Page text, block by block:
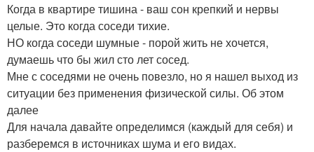
Когда в квартире тишина - ваш сон крепкий и нервы
целые. Это когда соседи тихие.
НО когда соседи шумные - порой жить не хочется,
думаешь что бы жил сто лет сосед.
Мне с соседями не очень повезло, но я нашел выход из
ситуации без применения физической силы. Об этом
далее
Для начала давайте определимся (каждый для себя) и
разберемся в источниках шума и его видах.